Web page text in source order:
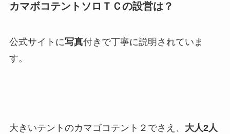
カマボコテントソロＴＣの設営は？
公式サイトに写真付きで丁寧に説明されていま
す。
大きいテントのカマゴコテント２でさえ、 大人2人